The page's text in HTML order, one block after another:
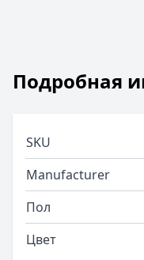
Подробная
SKU
Manufacturer
Пол
Цвет